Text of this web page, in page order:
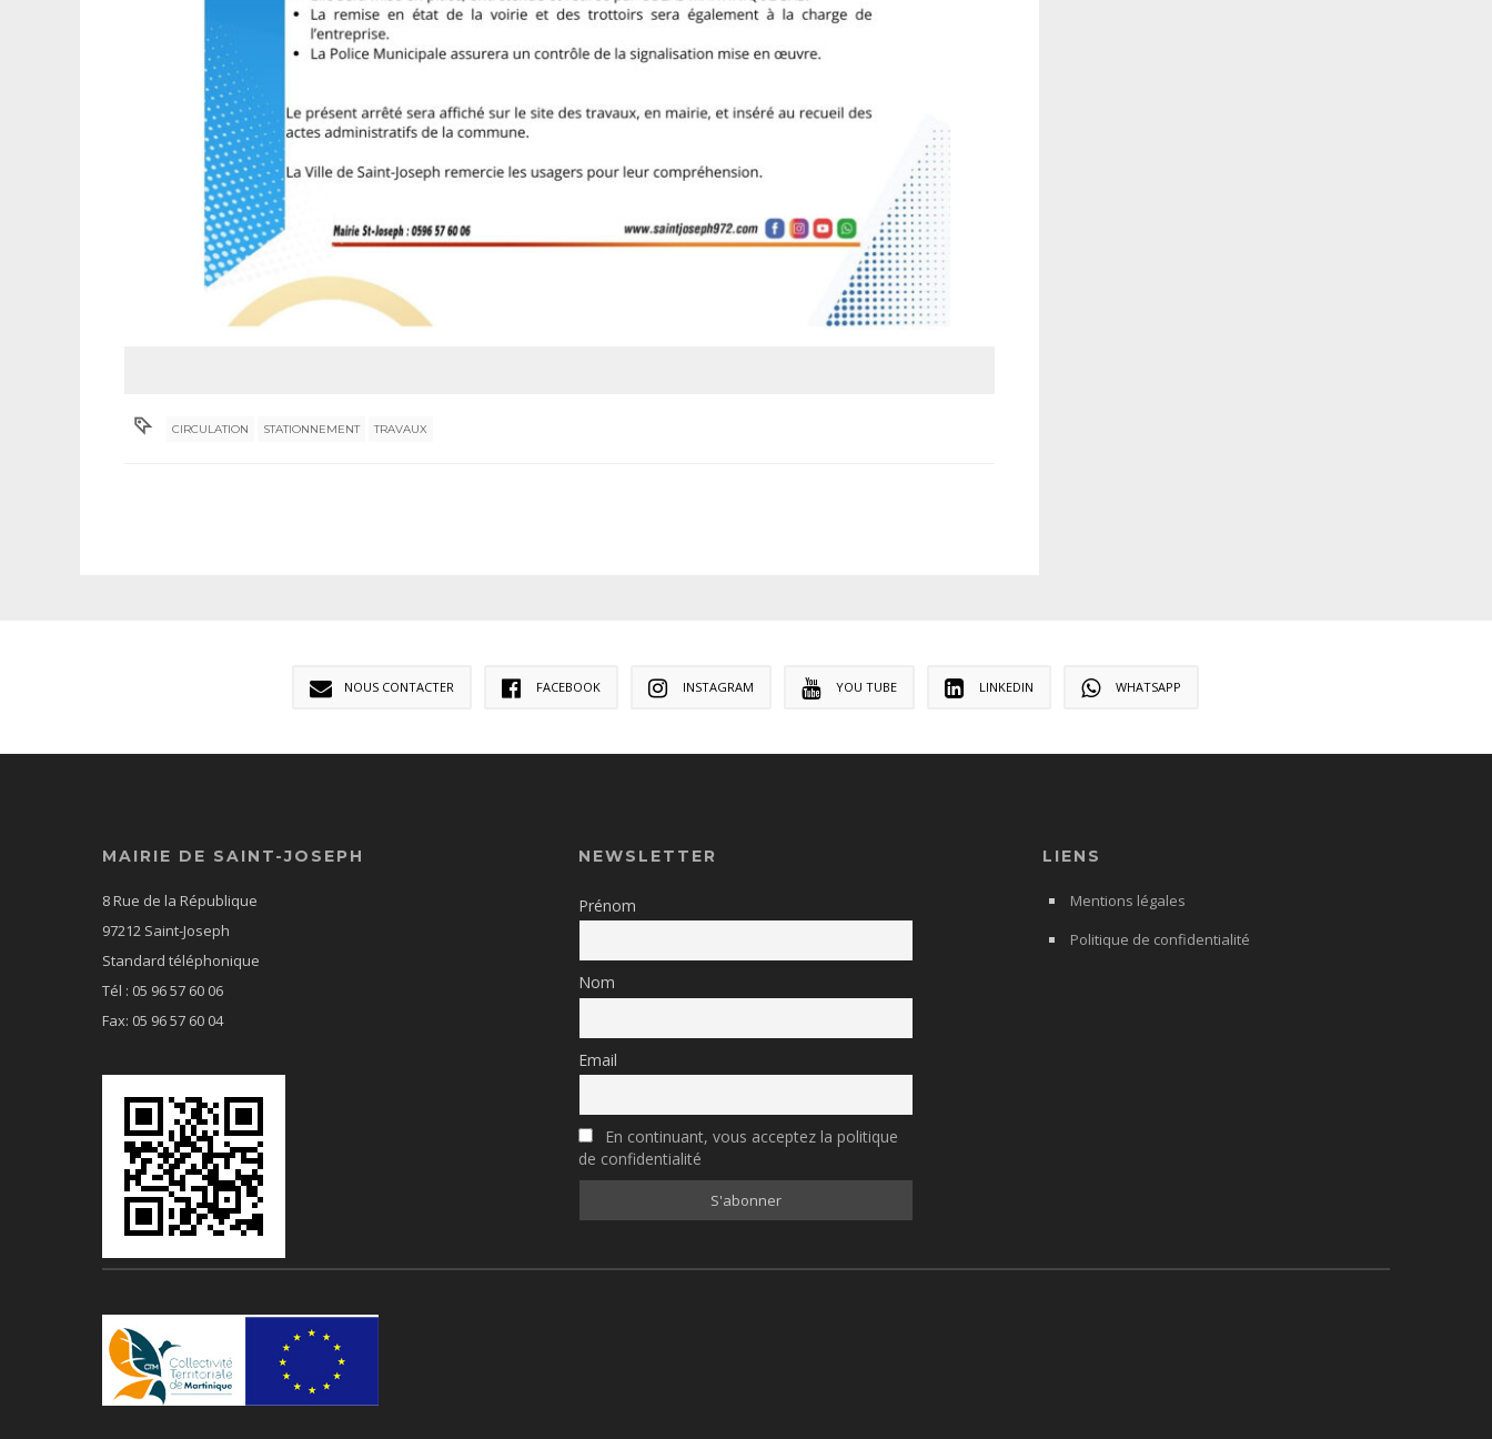
CIRCULATION STATIONNEMENT TRAVAUX
NOUS CONTACTER FACEBOOK INSTAGRAM YOU TUBE LINKEDIN WHATSAPP
MAIRIE DE SAINT-JOSEPH
8 Rue de la République
97212 Saint-Joseph
Standard téléphonique
Tél : 05 96 57 60 06
Fax: 05 96 57 60 04
NEWSLETTER
Prénom
Nom
Email
En continuant, vous acceptez la politique
de confidentialité
LIENS
Mentions légales
Politique de confidentialité